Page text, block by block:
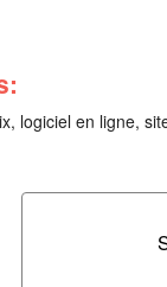
logiciel en ligne,